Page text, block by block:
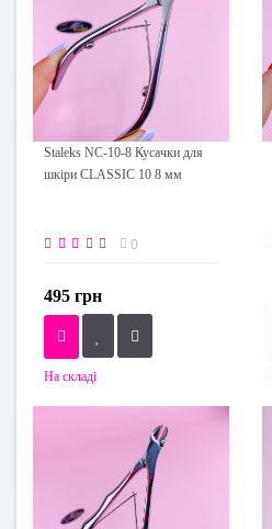
Staleks NC-10-8 Кусачки для
шкіри CLASSIC 10 8 мм
0
495 грн
На складі